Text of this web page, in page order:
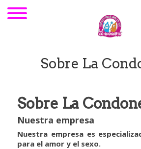
Sobre La
Sobre La
Nuestra empresa
Nuestra empresa es
para el amor y el sexo.